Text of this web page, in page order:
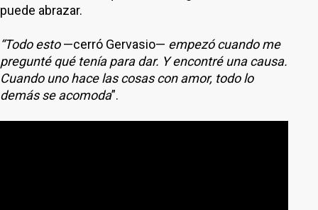
puede abrazar.
“Todo esto—cerró Gervasio— empezó cuando me
pregunté qué tenía para dar. Y encontré una causa.
Cuando uno hace las cosas con amor, todo lo
demás se acomoda”.